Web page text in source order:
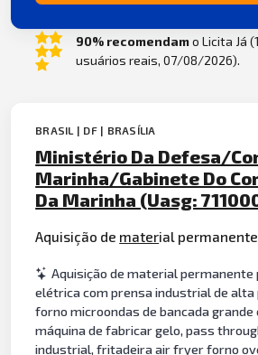
90% recomendamo Licita Já
usuários reais, 07/08/2026).
BRASIL | DF | BRASÍLIA
Ministério Da Defesa/
Marinha/Gabinete Do
Da Marinha (Uasg:
Aquisição de material
Aquisição de material permanente
elétrica com prensa industrial de alta
forno microondas de bancada grande
máquina de fabricar gelo, pass
industrial, fritadeira air fryer forno